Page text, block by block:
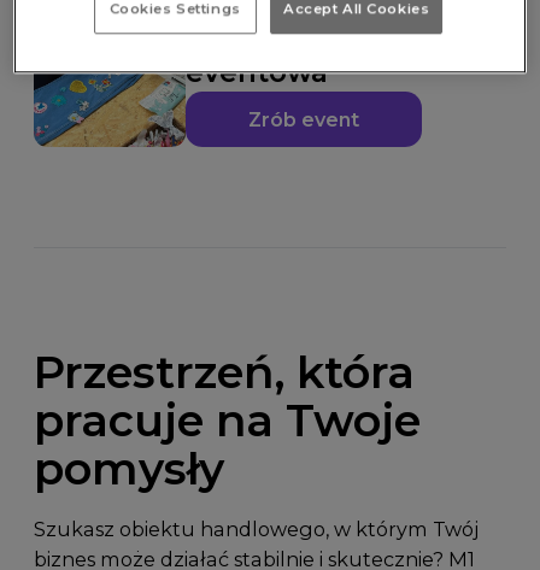
Powierzchnia
eventowa
Zrób event
Przestrzeń, która
pracuje na Twoje
pomysły
Szukasz obiektu handlowego, w którym Twój
biznes może działać stabilnie i skutecznie? M1
Cookies Settings Accept All Cookies